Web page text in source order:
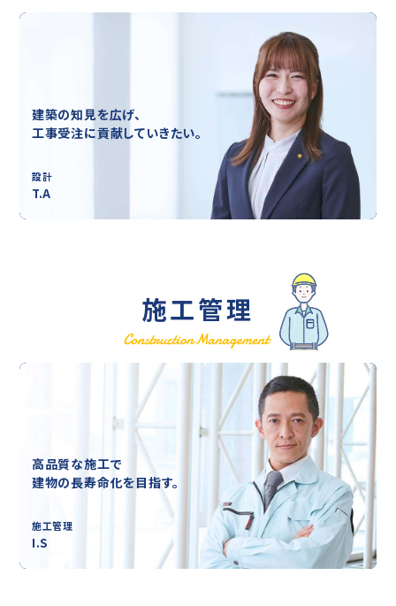
建築の知見を広げ、
工事受注に貢献していきたい。
設計
T.A
施工管理
高品質な施工で
建物の長寿命化を目指す。
施工管理
I.S